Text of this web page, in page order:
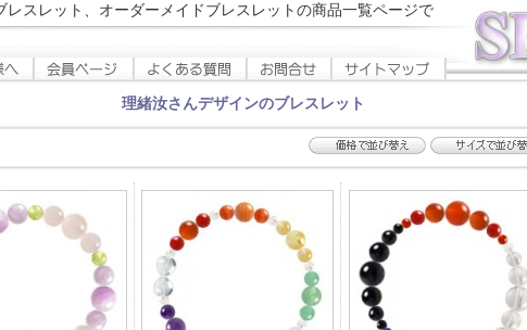
スレット、オーダーメイドブレスレットの商品一覧ページで
理緒汝さんデザインのブレスレット